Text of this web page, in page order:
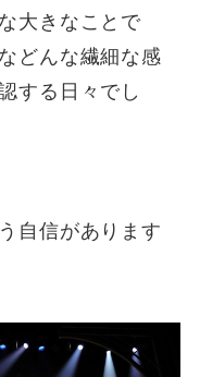
大きなことで
どんな繊細な感
する日々でし
自信があります